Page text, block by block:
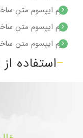
لورم ایپسوم متن
لورم ایپسوم متن
لورم ایپسوم متن
استفاده